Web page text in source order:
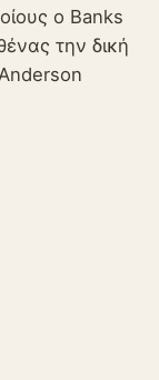
ο Banks
την δική